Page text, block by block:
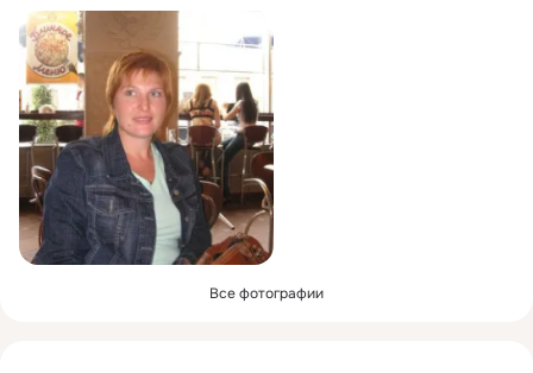
Все фотографии